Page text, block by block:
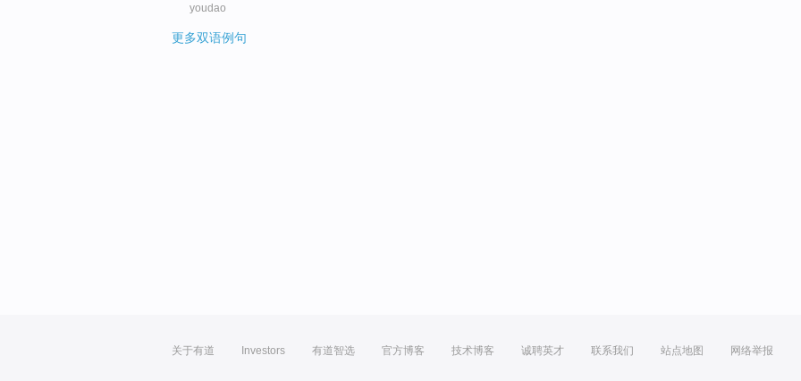
youdao
更多双语例句
关于有道 Investors 有道智选 官方博客 技术博客 诚聘英才 联系我们 站点地图 网络举报